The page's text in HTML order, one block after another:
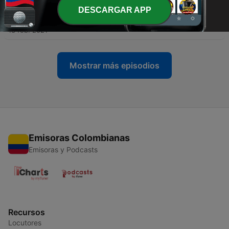
17 - EP. 16 | Llamadas de terror (2)
18 feb. 2021
Mostrar más episodios
Emisoras Colombianas
Emisoras y Podcasts
Recursos
Locutores
DESCARGAR APP